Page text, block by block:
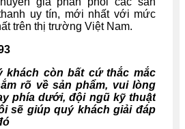
uy tín, mới nhất với mức
trên thị trường Việt Nam.
khách còn bất cứ thắc mắc
rõ về sản phẩm, vui lòng
phía dưới, đội ngũ kỹ thuật
sẽ giúp quý khách giải đáp